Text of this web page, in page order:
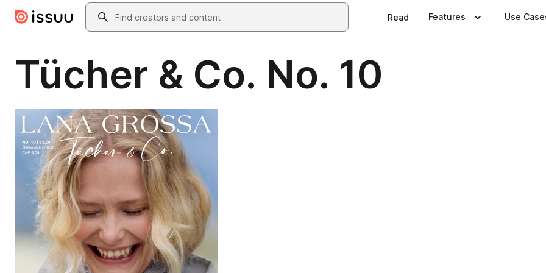
Skip to main contentSearch
Read Features Use
Tücher & Co. No. 10